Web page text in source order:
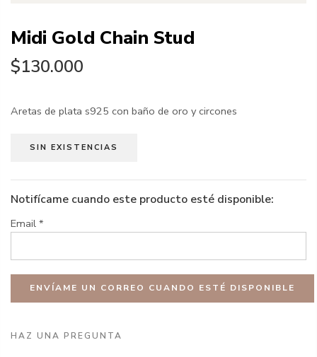
Midi Gold Chain Stud
$130.000
Aretas de plata s925 con baño de oro y circones
SIN EXISTENCIAS
Notifícame cuando este producto esté disponible:
Email *
HAZ UNA PREGUNTA